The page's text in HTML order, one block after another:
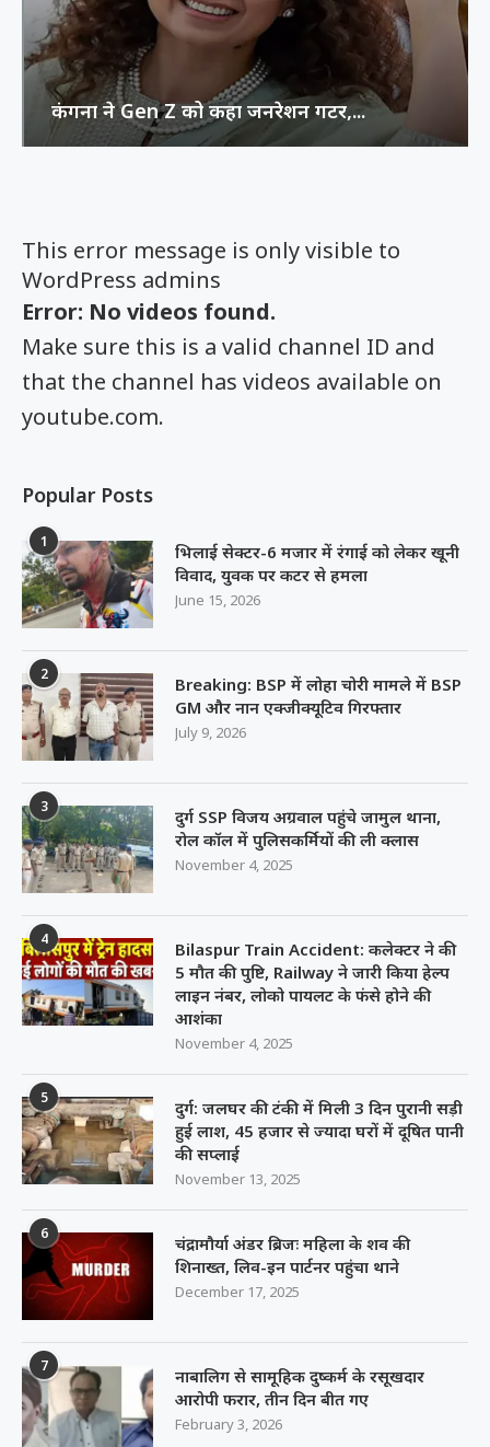
This error message is only visible to
WordPress admins
Error: No videos found.
Make sure this is a valid channel ID and
that the channel has videos available on
youtube.com.
Popular Posts
1
भिलाई सेक्टर-6 मजार में रंगाई को लेकर खूनी
विवाद, युवक पर कटर से हमला
June 15, 2026
2
Breaking: BSP में लोहा चोरी मामले में BSP
GM और नान एक्जीक्यूटिव गिरफ्तार
July 9, 2026
3
दुर्ग SSP विजय अग्रवाल पहुंचे जामुल थाना,
रोल कॉल में पुलिसकर्मियों की ली क्लास
November 4, 2025
4
Bilaspur Train Accident: कलेक्टर ने की
5 मौत की पुष्टि, Railway ने जारी किया हेल्प
लाइन नंबर, लोको पायलट के फंसे होने की
आशंका
November 4, 2025
5
दुर्ग: जलघर की टंकी में मिली 3 दिन पुरानी सड़ी
हुई लाश, 45 हजार से ज्यादा घरों में दूषित पानी
की सप्लाई
November 13, 2025
6
चंद्रामौर्या अंडर ब्रिजः महिला के शव की
शिनाख्त, लिव-इन पार्टनर पहुंचा थाने
December 17, 2025
7
नाबालिग से सामूहिक दुष्कर्म के रसूखदार
आरोपी फरार, तीन दिन बीत गए
February 3, 2026
कंगना ने Gen Z को कहा जनरेशन गटर,...